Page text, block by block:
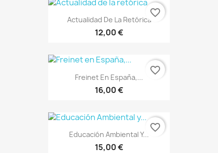
Actualidad De La Retórica
12,00 €
favorite_border
Freinet En España,...
16,00 €
favorite_border
Educación Ambiental Y...
15,00 €
favorite_border